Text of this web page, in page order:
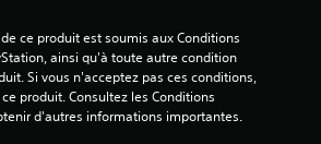
ce produit est soumis aux Conditions
ainsi qu'à toute autre condition
Si vous n'acceptez pas ces conditions,
produit. Consultez les Conditions
d'autres informations importantes.